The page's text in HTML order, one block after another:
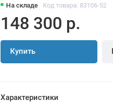
На складе Код товара: 83106-52
148 300 р.
Купить
Характеристики